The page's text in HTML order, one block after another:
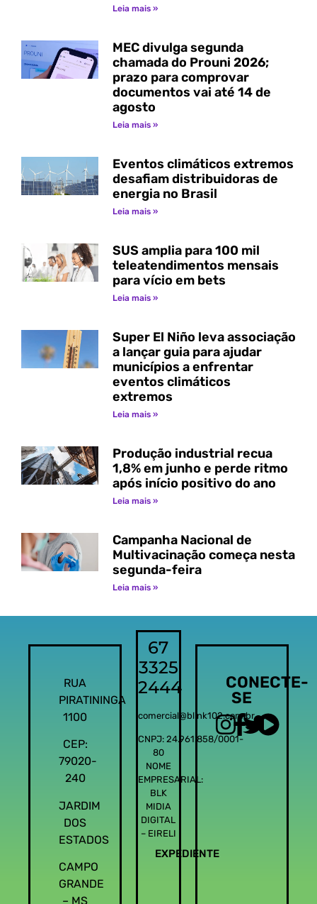
Leia mais »
MEC divulga segunda
chamada do Prouni 2026;
prazo para comprovar
documentos vai até 14 de
agosto
Leia mais »
Eventos climáticos extremos
desafiam distribuidoras de
energia no Brasil
Leia mais »
SUS amplia para 100 mil
teleatendimentos mensais
para vício em bets
Leia mais »
Super El Niño leva associação
a lançar guia para ajudar
municípios a enfrentar
eventos climáticos
extremos
Leia mais »
Produção industrial recua
1,8% em junho e perde ritmo
após início positivo do ano
Leia mais »
Campanha Nacional de
Multivacinação começa nesta
segunda-feira
Leia mais »
RUA
PIRATININGA
1100
CEP:
79020-
240
JARDIM
DOS
ESTADOS
CAMPO
GRANDE
– MS
67
3325
2444
comercial@blink102.com.br
CNPJ: 24.961.858/0001-
80
NOME
EMPRESARIAL:
BLK
MIDIA
DIGITAL
– EIRELI
EXPEDIENTE
CONECTE-
SE